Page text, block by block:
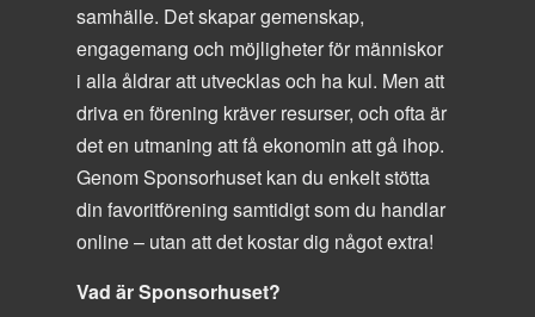
samhälle. Det skapar gemenskap,
engagemang och möjligheter för människor
i alla åldrar att utvecklas och ha kul. Men att
driva en förening kräver resurser, och ofta är
det en utmaning att få ekonomin att gå ihop.
Genom Sponsorhuset kan du enkelt stötta
din favoritförening samtidigt som du handlar
online – utan att det kostar dig något extra!
Vad är Sponsorhuset?